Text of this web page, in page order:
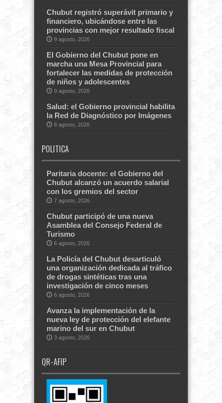
Chubut registró superávit primario y
financiero, ubicándose entre las
provincias con mejor resultado fiscal
9 agosto, 2026
El Gobierno del Chubut pone en
marcha una Mesa Provincial para
fortalecer las medidas de protección
de niños y adolescentes
9 agosto, 2026
Salud: el Gobierno provincial habilita
la Red de Diagnóstico por Imágenes
8 agosto, 2026
POLITICA
Paritaria docente: el Gobierno del
Chubut alcanzó un acuerdo salarial
con los gremios del sector
7 agosto, 2026
Chubut participó de una nueva
Asamblea del Consejo Federal de
Turismo
6 agosto, 2026
La Policía del Chubut desarticuló
una organización dedicada al tráfico
de drogas sintéticas tras una
investigación de cinco meses
6 agosto, 2026
Avanza la implementación de la
nueva ley de protección del elefante
marino del sur en Chubut
3 agosto, 2026
QR-AFIP